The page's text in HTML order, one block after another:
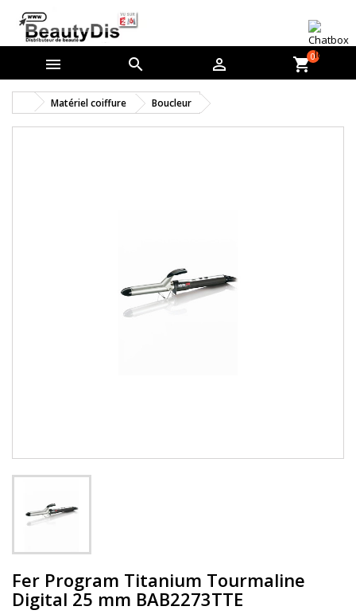
   shopping_cart0
Matériel coiffure Boucleur
Fer Program Titanium Tourmaline
Digital 25 mm BAB2273TTE